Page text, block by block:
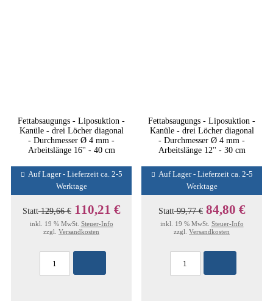
Fettabsaugungs - Liposuktion -
Kanüle - drei Löcher diagonal
- Durchmesser Ø 4 mm -
Arbeitslänge 16'' - 40 cm
Auf Lager - Lieferzeit ca. 2-5
Werktage
Statt129,66 € 110,21 €
inkl. 19 % MwSt. Steuer-Info
zzgl. Versandkosten
Fettabsaugungs - Liposuktion -
Kanüle - drei Löcher diagonal
- Durchmesser Ø 4 mm -
Arbeitslänge 12'' - 30 cm
Auf Lager - Lieferzeit ca. 2-5
Werktage
Statt99,77 € 84,80 €
inkl. 19 % MwSt. Steuer-Info
zzgl. Versandkosten